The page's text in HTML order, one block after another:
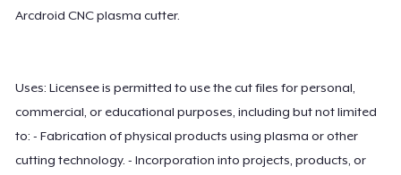
Arcdroid CNC plasma cutter.
Uses: Licensee is permitted to use the cut files for personal,
commercial, or educational purposes, including but not limited
to: - Fabrication of physical products using plasma or other
cutting technology. - Incorporation into projects, products, or